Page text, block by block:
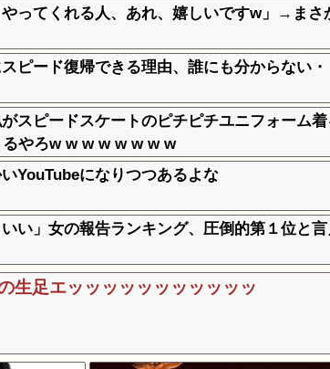
やってくれる人、あれ、嬉しいですw」→まさ
ピード復帰できる理由、誰にも分からない・
がスピードスケートのピチピチユニフォーム
やろw w w w w w w w
YouTubeになりつつあるよな
いい」女の報告ランキング、圧倒的第１位と
生足エッッッッッッッッッッッ